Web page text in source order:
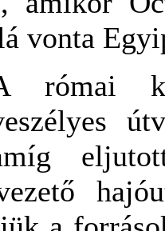
vonta
római